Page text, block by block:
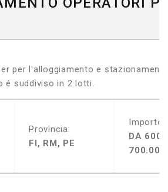
per l'alloggiamento e
é suddiviso in 2 lotti.
Provincia:
FI, RM, PE
Importo:
DA
700.000